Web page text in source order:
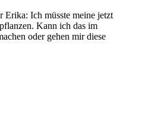
Erika: Ich müsste meine jetzt
Kann ich das im
oder gehen mir diese